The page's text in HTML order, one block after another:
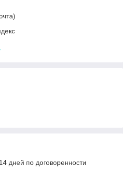
дней по договоренности